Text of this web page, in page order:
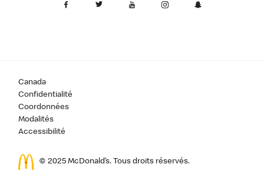
Canada
Confidentialité
Coordonnées
Modalités
Accessibilité
© 2025 McDonald’s. Tous droits réservés.